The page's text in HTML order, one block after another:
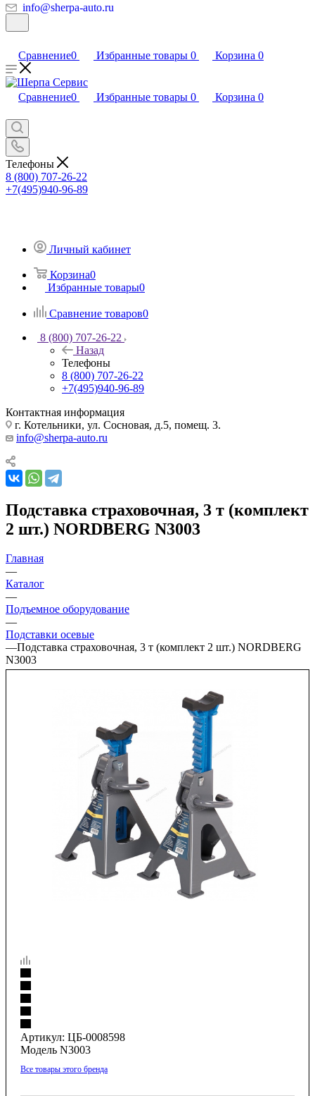
info@sherpa-auto.ru
Сравнение0 Избранные товары 0 Корзина 0
Сравнение0 Избранные товары 0 Корзина 0
Телефоны
8 (800) 707-26-22
+7(495)940-96-89
Личный кабинет
Корзина0
Избранные товары0
Сравнение товаров0
8 (800) 707-26-22
Назад
Телефоны
8 (800) 707-26-22
+7(495)940-96-89
Контактная информация
г. Котельники, ул. Сосновая, д.5, помещ. 3.
info@sherpa-auto.ru
Подставка страховочная, 3 т (комплект
2 шт.) NORDBERG N3003
Главная
—
Каталог
—
Подъемное оборудование
—
Подставки осевые
—Подставка страховочная, 3 т (комплект 2 шт.) NORDBERG
N3003
Артикул: ЦБ-0008598
Модель N3003
Все товары этого бренда